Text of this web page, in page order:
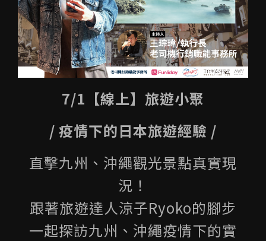
7/1【線上】旅遊小聚
/ 疫情下的日本旅遊經驗 /
直擊九州、沖繩觀光景點真實現
況！
跟著旅遊達人涼子Ryoko的腳步
一起探訪九州、沖繩疫情下的實